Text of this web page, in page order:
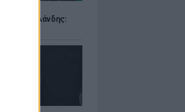
της Ταϊλάνδης: